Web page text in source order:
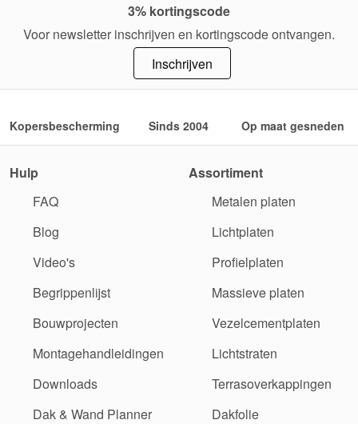
3% kortingscode
Voor newsletter inschrijven en kortingscode ontvangen.
Inschrijven
Kopersbescherming Sinds 2004 Op maat gesneden
Hulp
FAQ
Blog
Video's
Begrippenlijst
Bouwprojecten
Montagehandleidingen
Downloads
Dak & Wand Planner
Assortiment
Metalen platen
Lichtplaten
Profielplaten
Massieve platen
Vezelcementplaten
Lichtstraten
Terrasoverkappingen
Dakfolie